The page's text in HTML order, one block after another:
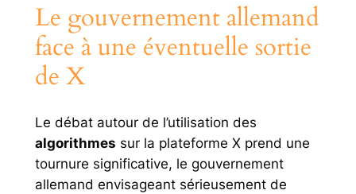
Le gouvernement allemand
face à une éventuelle sortie
de X
Le débat autour de l’utilisation des
algorithmes sur la plateforme X prend une
tournure significative, le gouvernement
allemand envisageant sérieusement de